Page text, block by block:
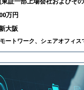
万円
大阪
ートワーク、シェアオフィス